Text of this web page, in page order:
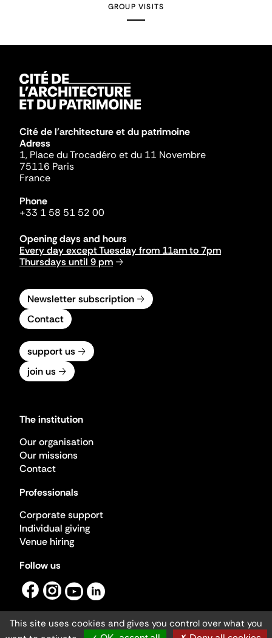
GROUP VISITS
Cité de l'architecture et du patrimoine
Adress
1, Place du Trocadéro et du 11 Novembre
75116 Paris
France
Phone
+33 1 58 51 52 00
Opening days and hours
Every day except Tuesday from 11am to 7pm
Thursdays until 9 pm
Newsletter subscription
Contact
support us
join us
The institution
Our organisation
Our missions
Contact
Professionals
Corporate support
Individual giving
Venue hiring
Follow us
This site uses cookies and gives you control over what you